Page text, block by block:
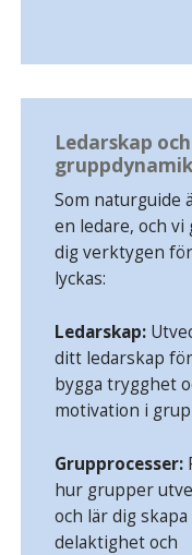
Ledarskap och
gruppdynamik
Som naturguide
en ledare, och vi
dig verktygen
lyckas:
Ledarskap:
ditt ledarskap
bygga trygghet
motivation i
Grupprocesser:
hur grupper
och lär dig skapa
delaktighet och